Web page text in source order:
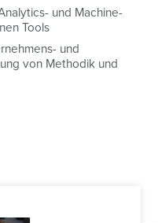
und Machine-
Tools
und
von Methodik und